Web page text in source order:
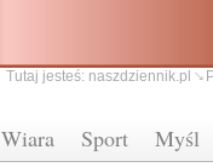
Wiara Sport Myśl
Tutaj jesteś: naszdziennik.pl